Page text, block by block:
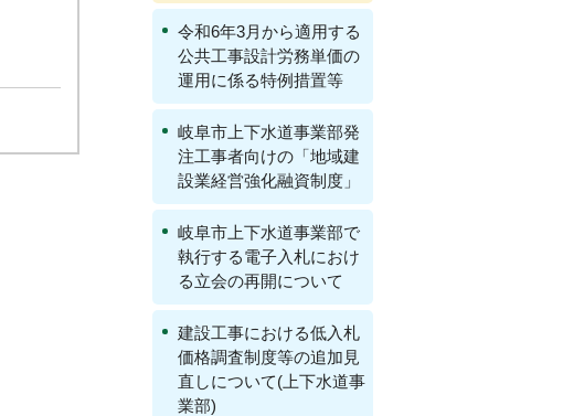
令和6年3月から適用する
公共工事設計労務単価の
運用に係る特例措置等
岐阜市上下水道事業部発
注工事者向けの「地域建
設業経営強化融資制度」
岐阜市上下水道事業部で
執行する電子入札におけ
る立会の再開について
建設工事における低入札
価格調査制度等の追加見
直しについて(上下水道事
業部)